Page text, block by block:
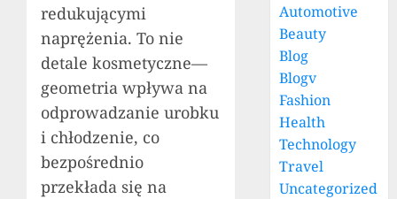
redukującymi
naprężenia. To nie
detale kosmetyczne—
geometria wpływa na
odprowadzanie urobku
i chłodzenie, co
bezpośrednio
przekłada się na
Automotive
Beauty
Blog
Blogv
Fashion
Health
Technology
Travel
Uncategorized